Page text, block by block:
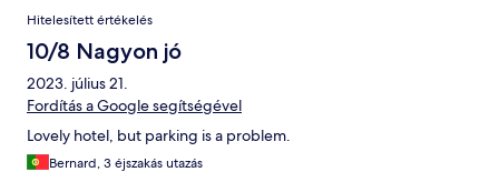
Hitelesített értékelés
10/8 Nagyon jó
2023. július 21.
Fordítás a Google segítségével
Lovely hotel, but parking is a problem.
Bernard, 3 éjszakás utazás